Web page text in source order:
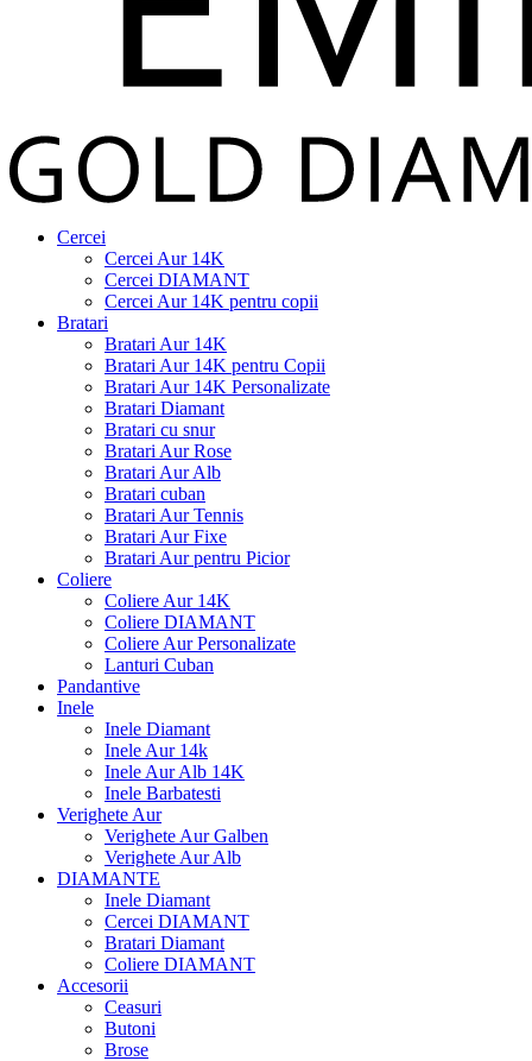
Cercei
Cercei Aur 14K
Cercei DIAMANT
Cercei Aur 14K pentru copii
Bratari
Bratari Aur 14K
Bratari Aur 14K pentru Copii
Bratari Aur 14K Personalizate
Bratari Diamant
Bratari cu snur
Bratari Aur Rose
Bratari Aur Alb
Bratari cuban
Bratari Aur Tennis
Bratari Aur Fixe
Bratari Aur pentru Picior
Coliere
Coliere Aur 14K
Coliere DIAMANT
Coliere Aur Personalizate
Lanturi Cuban
Pandantive
Inele
Inele Diamant
Inele Aur 14k
Inele Aur Alb 14K
Inele Barbatesti
Verighete Aur
Verighete Aur Galben
Verighete Aur Alb
DIAMANTE
Inele Diamant
Cercei DIAMANT
Bratari Diamant
Coliere DIAMANT
Accesorii
Ceasuri
Butoni
Brose